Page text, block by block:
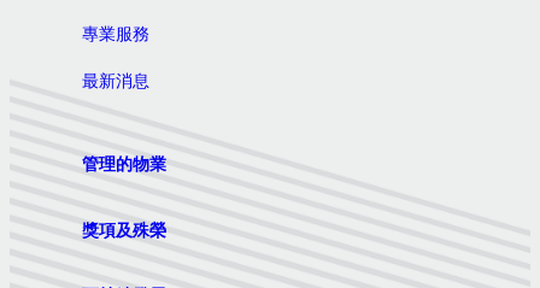
專業服務
最新消息
管理的物業
獎項及殊榮